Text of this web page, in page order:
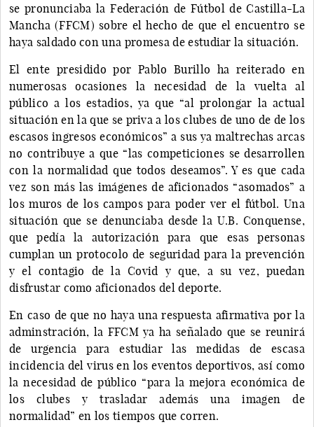
se pronunciaba la Federación de Fútbol de Castilla-La
Mancha (FFCM) sobre el hecho de que el encuentro se
haya saldado con una promesa de estudiar la situación.
El ente presidido por Pablo Burillo ha reiterado en
numerosas ocasiones la necesidad de la vuelta al
público a los estadios, ya que “al prolongar la actual
situación en la que se priva a los clubes de uno de de los
escasos ingresos económicos” a sus ya maltrechas arcas
no contribuye a que “las competiciones se desarrollen
con la normalidad que todos deseamos”. Y es que cada
vez son más las imágenes de aficionados “asomados” a
los muros de los campos para poder ver el fútbol. Una
situación que se denunciaba desde la U.B. Conquense,
que pedía la autorización para que esas personas
cumplan un protocolo de seguridad para la prevención
y el contagio de la Covid y que, a su vez, puedan
disfrustar como aficionados del deporte.
En caso de que no haya una respuesta afirmativa por la
adminstración, la FFCM ya ha señalado que se reunirá
de urgencia para estudiar las medidas de escasa
incidencia del virus en los eventos deportivos, así como
la necesidad de público “para la mejora económica de
los clubes y trasladar además una imagen de
normalidad” en los tiempos que corren.